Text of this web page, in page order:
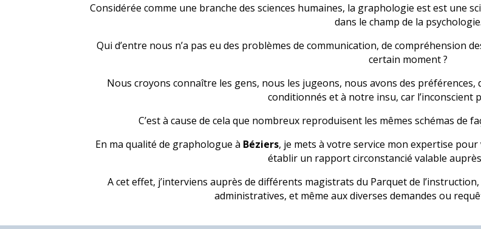
Considérée comme une branche des sciences humaines, la graphologie est est une
dans le champ de la psychologie.
Qui d’entre nous n’a pas eu des problèmes de communication, de compréhension
certain moment ?
Nous croyons connaître les gens, nous les jugeons, nous avons des
conditionnés et à notre insu, car l’inconscient
C’est à cause de cela que nombreux reproduisent les mêmes schémas de
En ma qualité de graphologue à Béziers, je mets à votre service mon expertise
établir un rapport circonstancié valable
A cet effet, j’interviens auprès de différents magistrats du Parquet de
administratives, et même aux diverses demandes ou